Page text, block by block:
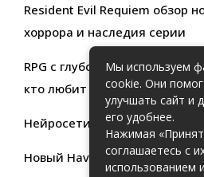
Resident Evil Requiem обзор
хоррора и наследия серии
RPG с глубокой
кто любит свободу выбора
Нейросети для
Новый Haval Jolion: обзор
Мы используем
cookie. Они
улучшать сайт и
его удобнее.
Нажимая
соглашаетесь с
использованием и